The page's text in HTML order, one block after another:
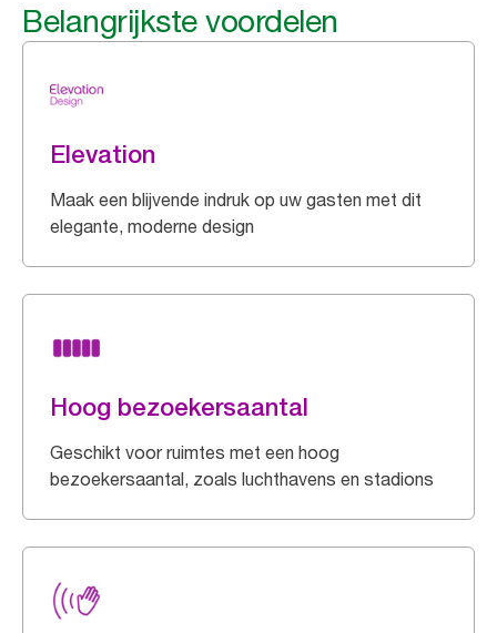
Belangrijkste voordelen
Elevation
Maak een blijvende indruk op uw gasten met dit
elegante, moderne design
Hoog bezoekersaantal
Geschikt voor ruimtes met een hoog
bezoekersaantal, zoals luchthavens en stadions